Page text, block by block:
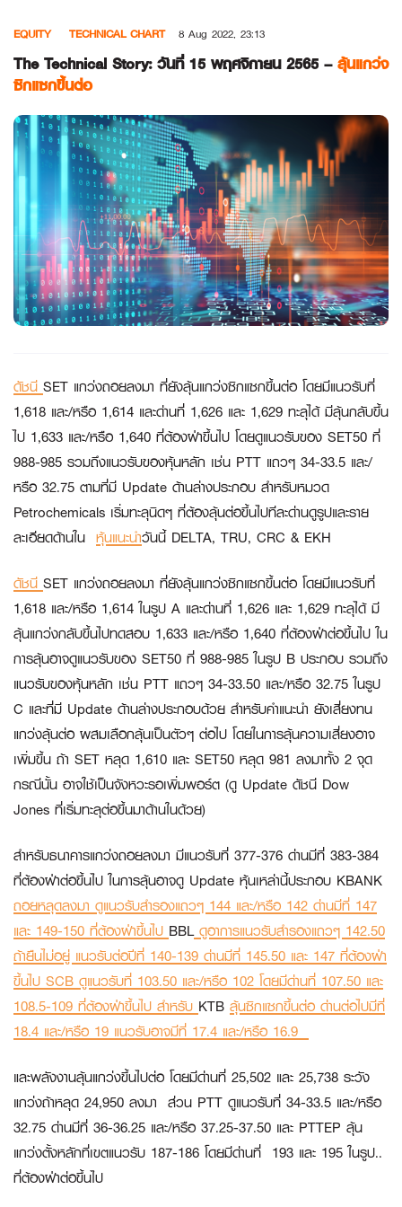
content
EQUITY TECHNICAL CHART 8 Aug 2022, 23:13
The Technical Story: วันที่ 15 พฤศจิกายน 2565 –ลุ้นแกว่ง
ซิกแซกขึ้นต่อ
ดัชนี SET แกว่งถอยลงมา ที่ยังลุ้นแกว่งซิกแซกขึ้นต่อ โดยมีแนวรับที่
1,618 และ/หรือ 1,614 และด่านที่ 1,626 และ 1,629 ทะลุได้ มีลุ้นกลับขึ้น
ไป 1,633 และ/หรือ 1,640 ที่ต้องฝ่าขึ้นไป โดยดูแนวรับของ SET50 ที่
988-985 รวมถึงแนวรับของหุ้นหลัก เช่น PTT แถวๆ 34-33.5 และ/
หรือ 32.75 ตามที่มี Update ด้านล่างประกอบ สำหรับหมวด
Petrochemicals เริ่มทะลุนิดๆ ที่ต้องลุ้นต่อขึ้นไปทีละด่านดูรูปและราย
ละเอียดด้านใน หุ้นแนะนำวันนี้ DELTA, TRU, CRC & EKH
ดัชนี SET แกว่งถอยลงมา ที่ยังลุ้นแกว่งซิกแซกขึ้นต่อ โดยมีแนวรับที่
1,618 และ/หรือ 1,614 ในรูป A และด่านที่ 1,626 และ 1,629 ทะลุได้ มี
ลุ้นแกว่งกลับขึ้นไปทดสอบ 1,633 และ/หรือ 1,640 ที่ต้องฝ่าต่อขึ้นไป ใน
การลุ้นอาจดูแนวรับของ SET50 ที่ 988-985 ในรูป B ประกอบ รวมถึง
แนวรับของหุ้นหลัก เช่น PTT แถวๆ 34-33.50 และ/หรือ 32.75 ในรูป
C และที่มี Update ด้านล่างประกอบด้วย สำหรับคำแนะนำ ยังเสี่ยงทน
แกว่งลุ้นต่อ ผสมเลือกลุ้นเป็นตัวๆ ต่อไป โดยในการลุ้นความเสี่ยงอาจ
เพิ่มขึ้น ถ้า SET หลุด 1,610 และ SET50 หลุด 981 ลงมาทั้ง 2 จุด
กรณีนั้น อาจใช้เป็นจังหวะรอเพิ่มพอร์ต (ดู Update ดัชนี Dow
Jones ที่เริ่มทะลุต่อขึ้นมาด้านในด้วย)
สำหรับธนาคารแกว่งถอยลงมา มีแนวรับที่ 377-376 ด่านมีที่ 383-384
ที่ต้องฝ่าต่อขึ้นไป ในการลุ้นอาจดู Update หุ้นเหล่านี้ประกอบ KBANK
ถอยหลุดลงมา ดูแนวรับสำรองแถวๆ 144 และ/หรือ 142 ด่านมีที่ 147
และ 149-150 ที่ต้องฝ่าขึ้นไป BBLดูอาการแนวรับสำรองแถวๆ 142.50
ถ้ายืนไม่อยู่ แนวรับต่อปีที่ 140-139 ด่านมีที่ 145.50 และ 147 ที่ต้องฝ่า
ขึ้นไป SCB ดูแนวรับที่ 103.50 และ/หรือ 102 โดยมีด่านที่ 107.50 และ
108.5-109 ที่ต้องฝ่าขึ้นไป สำหรับ KTB ลุ้นซิกแซกขึ้นต่อ ด่านต่อไปมีที่
18.4 และ/หรือ 19 แนวรับอาจมีที่ 17.4 และ/หรือ 16.9
และพลังงานลุ้นแกว่งขึ้นไปต่อ โดยมีด่านที่ 25,502 และ 25,738 ระวัง
แกว่งถ้าหลุด 24,950 ลงมา ส่วน PTT ดูแนวรับที่ 34-33.5 และ/หรือ
32.75 ด่านมีที่ 36-36.25 และ/หรือ 37.25-37.50 และ PTTEP ลุ้น
แกว่งตั้งหลักที่เขตแนวรับ 187-186 โดยมีด่านที่ 193 และ 195 ในรูป..
ที่ต้องฝ่าต่อขึ้นไป